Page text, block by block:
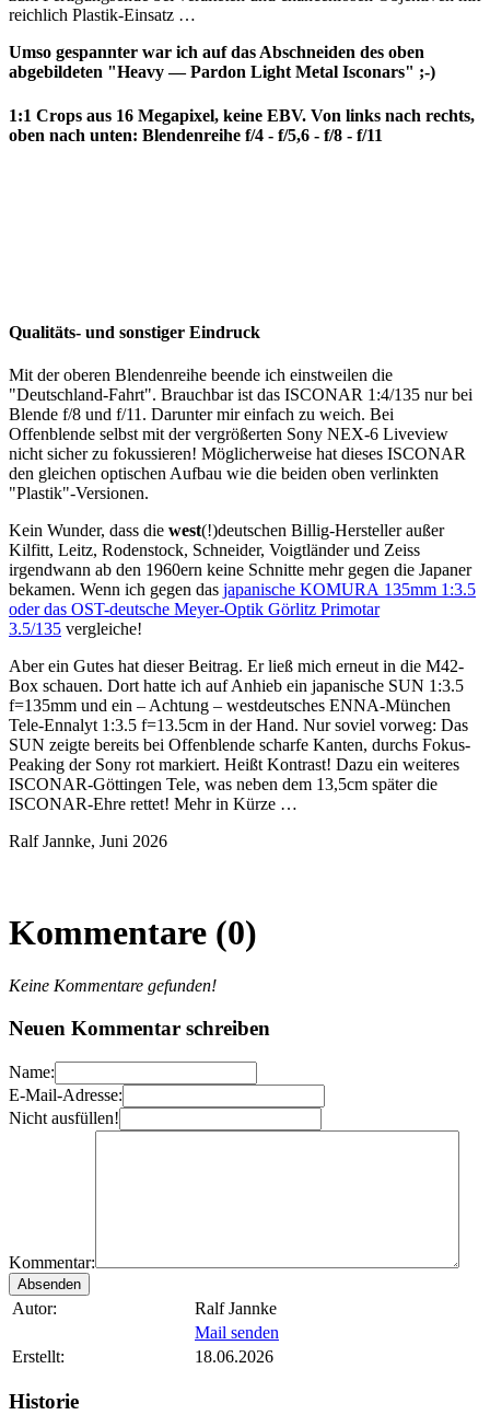
reichlich Plastik-Einsatz …
Umso gespannter war ich auf das Abschneiden des oben
abgebildeten "Heavy — Pardon Light Metal Isconars" ;-)
1:1 Crops aus 16 Megapixel, keine EBV. Von links nach rechts,
oben nach unten: Blendenreihe f/4 - f/5,6 - f/8 - f/11
Qualitäts- und sonstiger Eindruck
Mit der oberen Blendenreihe beende ich einstweilen die
"Deutschland-Fahrt". Brauchbar ist das ISCONAR 1:4/135 nur bei
Blende f/8 und f/11. Darunter mir einfach zu weich. Bei
Offenblende selbst mit der vergrößerten Sony NEX-6 Liveview
nicht sicher zu fokussieren! Möglicherweise hat dieses ISCONAR
den gleichen optischen Aufbau wie die beiden oben verlinkten
"Plastik"-Versionen.
Kein Wunder, dass die west(!)deutschen Billig-Hersteller außer
Kilfitt, Leitz, Rodenstock, Schneider, Voigtländer und Zeiss
irgendwann ab den 1960ern keine Schnitte mehr gegen die Japaner
bekamen. Wenn ich gegen das japanische KOMURA 135mm 1:3.5
oder das OST-deutsche Meyer-Optik Görlitz Primotar
3.5/135 vergleiche!
Aber ein Gutes hat dieser Beitrag. Er ließ mich erneut in die M42-
Box schauen. Dort hatte ich auf Anhieb ein japanische SUN 1:3.5
f=135mm und ein – Achtung – westdeutsches ENNA-München
Tele-Ennalyt 1:3.5 f=13.5cm in der Hand. Nur soviel vorweg: Das
SUN zeigte bereits bei Offenblende scharfe Kanten, durchs Fokus-
Peaking der Sony rot markiert. Heißt Kontrast! Dazu ein weiteres
ISCONAR-Göttingen Tele, was neben dem 13,5cm später die
ISCONAR-Ehre rettet! Mehr in Kürze …
Ralf Jannke, Juni 2026
Kommentare (0)
Keine Kommentare gefunden!
Neuen Kommentar schreiben
Name:
E-Mail-Adresse:
Nicht ausfüllen!
Kommentar:
Autor:
Ralf Jannke
Mail senden
Erstellt:
18.06.2026
Historie